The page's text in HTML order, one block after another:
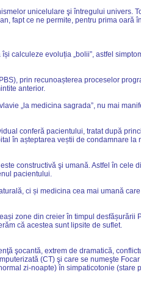
unicelulare şi întregului univers.
fapt ce ne permite, pentru prima oară
calculeze evoluția „bolii”, astfel
prin recunoașterea proceselor
anterior.
„la medicina sagrada”, nu mai
conferă pacientului, tratat după
în așteptarea veștii de condamnare la
constructivă şi umană. Astfel în cele
pacientului.
ci și medicina cea mai umană
zone din creier în timpul desfășurării
că acestea sunt lipsite de suflet.
şocantă, extrem de dramatică,
(CT) şi care se numeşte Focar
zi-noapte) în simpaticotonie (stare